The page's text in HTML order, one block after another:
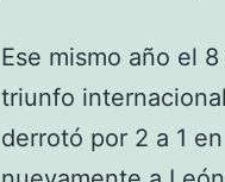
Ese mismo año el
triunfo
derrotó por 2 a 1